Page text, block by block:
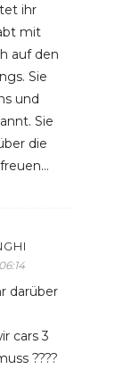
ihr
mit
auf den
Sie
und
Sie
die
darüber
cars 3
????